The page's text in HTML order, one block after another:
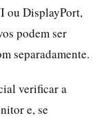
ou DisplayPort,
podem ser
separadamente.
verificar a
e, se